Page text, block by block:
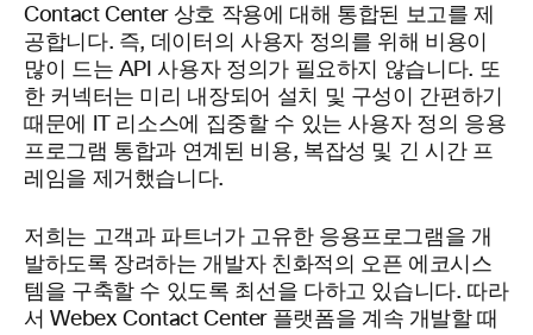
Contact Center 상호 작용에 대해 통합된 보고를 제
공합니다. 즉, 데이터의 사용자 정의를 위해 비용이
많이 드는 API 사용자 정의가 필요하지 않습니다. 또
한 커넥터는 미리 내장되어 설치 및 구성이 간편하기
때문에 IT 리소스에 집중할 수 있는 사용자 정의 응용
프로그램 통합과 연계된 비용, 복잡성 및 긴 시간 프
레임을 제거했습니다.
저희는 고객과 파트너가 고유한 응용프로그램을 개
발하도록 장려하는 개발자 친화적의 오픈 에코시스
템을 구축할 수 있도록 최선을 다하고 있습니다. 따라
서 Webex Contact Center 플랫폼을 계속 개발할 때